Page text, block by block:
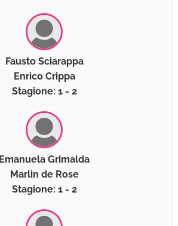
Fausto Sciarappa
Enrico Crippa
Stagione: 1 - 2
Emanuela Grimalda
Marlin de Rose
Stagione: 1 - 2